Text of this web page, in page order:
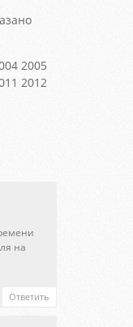
2005
2012
на
Ответить